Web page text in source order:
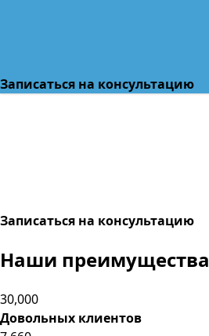
Записаться на консультацию
Записаться на консультацию
Наши преимущества
30,000
Довольных клиентов